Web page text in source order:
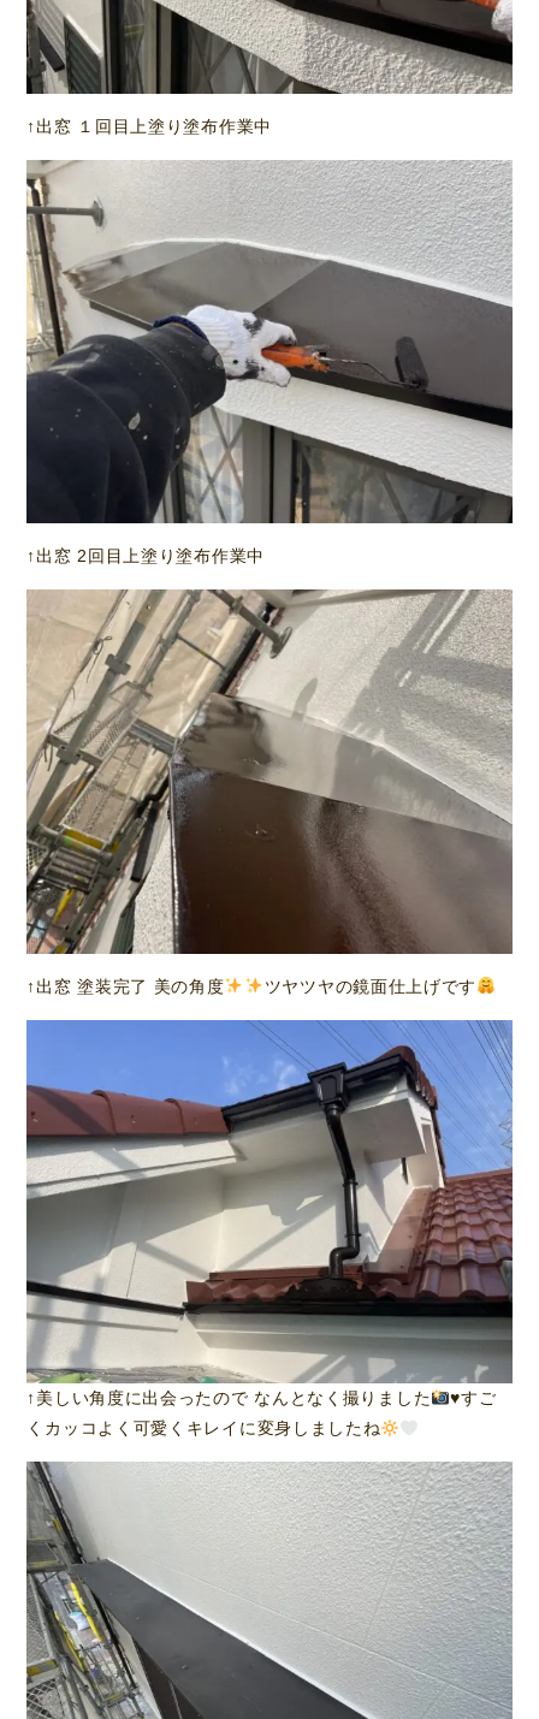
↑出窓 １回目上塗り塗布作業中
↑出窓 2回目上塗り塗布作業中
↑出窓 塗装完了 美の角度 ツヤツヤの鏡面仕上げです
↑美しい角度に出会ったので なんとなく撮りました ♥️すご
くカッコよく可愛くキレイに変身しましたね